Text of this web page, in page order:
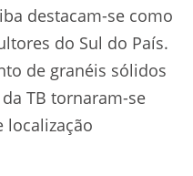
destacam-se como
do Sul do País.
de granéis sólidos
TB tornaram-se
localização